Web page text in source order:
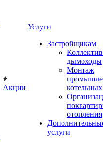
Акции
Услуги
Застройщикам
дымоходы
Монтаж
котельных
отопления
услуги